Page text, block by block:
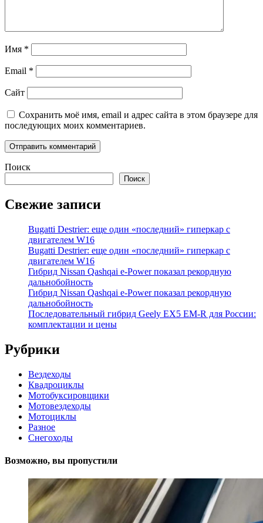
Имя *
Email *
Сайт
Сохранить моё имя, email и адрес сайта в этом браузере для
последующих моих комментариев.
Поиск
Поиск
Свежие записи
Bugatti Destrier: еще один «последний» гиперкар с
двигателем W16
Bugatti Destrier: еще один «последний» гиперкар с
двигателем W16
Гибрид Nissan Qashqai e-Power показал рекордную
дальнобойность
Гибрид Nissan Qashqai e-Power показал рекордную
дальнобойность
Последовательный гибрид Geely EX5 EM-R для России:
комплектации и цены
Рубрики
Вездеходы
Квадроциклы
Мотобуксировщики
Мотовездеходы
Мотоциклы
Разное
Снегоходы
Возможно, вы пропустили